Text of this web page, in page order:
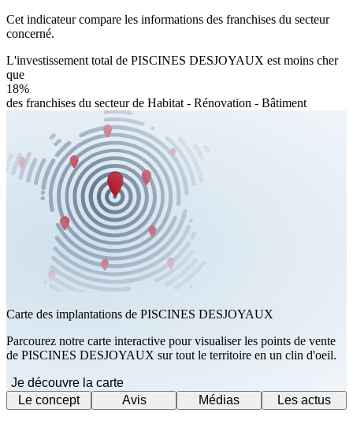
Cet indicateur compare les informations des franchises du secteur
concerné.
L'investissement total de PISCINES DESJOYAUX est moins cher
que
18%
des franchises du secteur de Habitat - Rénovation - Bâtiment
Carte des implantations de PISCINES DESJOYAUX
Parcourez notre carte interactive pour visualiser les points de vente
de PISCINES DESJOYAUX sur tout le territoire en un clin d'oeil.
Je découvre la carte
Le concept
Avis Médias Les actus